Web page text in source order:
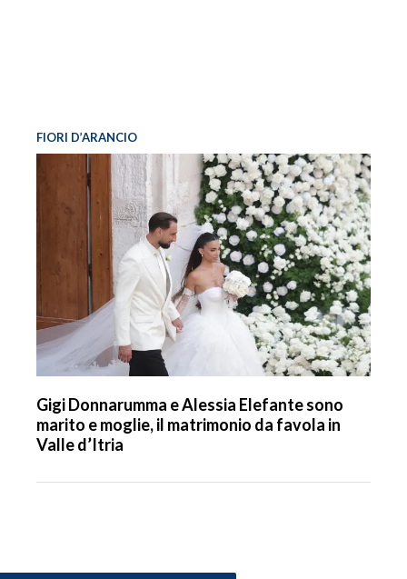
FIORI D’ARANCIO
Gigi Donnarumma e Alessia Elefante sono
marito e moglie, il matrimonio da favola in
Valle d’Itria